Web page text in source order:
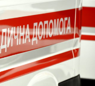
перекинула на
Хлопчика
до поліції.
з посиланням на